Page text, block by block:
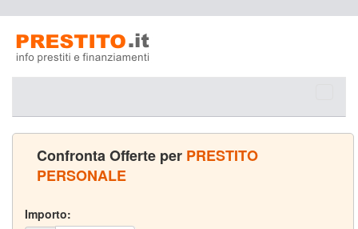
Confronta Offerte per PRESTITO
PERSONALE
Importo: